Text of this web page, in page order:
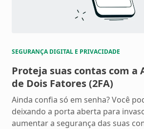
SEGURANÇA DIGITAL E PRIVACIDADE
Proteja suas contas com a
de Dois Fatores (2FA)
Ainda confia só em senha? Você
deixando a porta aberta para
aumentar a segurança das suas